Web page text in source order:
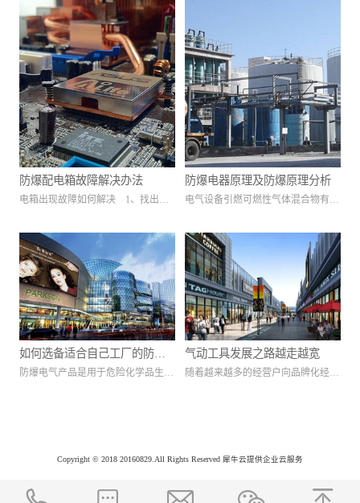
以分析判断其爆炸性危险因素。要保
证电器的使用安全，就必须加强对防
爆电器的设计，做好防爆电器的设计
选型和设计制作工作。从根本上优化
防爆电器，使其更具市场竞争力。
由于防爆电器的使用环境具有一定
的爆炸危险，因此，必须采用一定的
安全措施，让防爆电器除了完成普通
电器的电气功能外，还能检测和控制
爆炸危险区的安全用电，通讯等。在
曰常生活中常见的防爆电器类型有：
本质安全型，隔爆型，增安型等，防
防爆电器两类。 一、防爆电气产
品的设计总思路（一）防爆电气设备
应用的环境要求。①具有易燃易爆蒸
汽/气体的爆炸性危险作业环境。具
有可燃性粉尘的爆炸危险作业环境。
③可燃性粉尘和易燃易爆蒸汽/气体
同时存在的危险作业环境，如固态煤
炭成品车间及其称重，涂覆，包装，
运输等装置中。并且，随着煤炭企业
基础上还存在其他特殊条件（如腐蚀
基本防爆设计原理： 一是将在
正常运行时能产生电弧和火花的设备
或部件，放入隔爆外壳内，或采取浇
封型、充砂型、充油型等防爆型式实
现防爆目的。 二是针对正常运行
不会产生电弧、火花和危险高温的增
安型电气设备，在其结构上采取一些
保护措施，提高其安全性和可靠性，
使其在正常运行或认可的过载条件下
不会产生电弧、火花过热和引燃源，
避免引起爆炸和火灾。 对于粉尘
计制造，其外壳能阻止或减少可燃粉
尘的进入，并不会妨碍设备安全运行
和点燃的粉尘，引起爆炸。
防爆配电箱故障解决办法
电箱出现故障如何解决 1、找出故
行仔细检查，找出防爆配电箱出现故
障的真正原因并进行针对性解决；
2、一般情况下，防爆配电箱出现常
见故障就是氧化致其生锈，那么，防
爆配电箱生锈后可能会使其打开比较
困难。那么，出现这种情况，可使用
砂纸将防爆配电箱箱体上的锈渍打磨
掉，然后再擦上适当的防锈油。当
然，我们建议大家在擦防锈油时应该
盖上用的防爆密封圈密封不严实，当
有效的方法就是更换防爆密封圈。除
防爆电器原理及防爆原理分析
电气设备引燃可燃性气体混合物有两
花、电弧，另一个是电气设备表面
（即与可燃性气体混合 物相接触的
表面）发热。对于设备在正常运行时
能产生电弧、火花的部件放在隔
爆…… 防爆电器原理 电气设
备引燃可燃性气体混合物有两方面原
因：一个是电气设备产生的火花、电
弧，另一个是电气设备表面（即与可
燃性气体混合 物相接触的表面）发
的。而对于增安型电气设备是对在正
高温的设备，如果在 其结构上再
如何选备适合自己工厂的防爆
电器产品？
防爆电气产品是用于危险化学品生
运行、使用而不会引起周围爆炸性混
器、电动机、照明灯具、仪器仪表和
气动工具发展之路越走越宽
随着越来越多的经营户向品牌化经营
方面都要比电动工具来得先进。而气
生产过程自动化最有效的技术之一，
Copyright © 2018 20160829.All Rights Reserved 犀牛云提供企业云服务